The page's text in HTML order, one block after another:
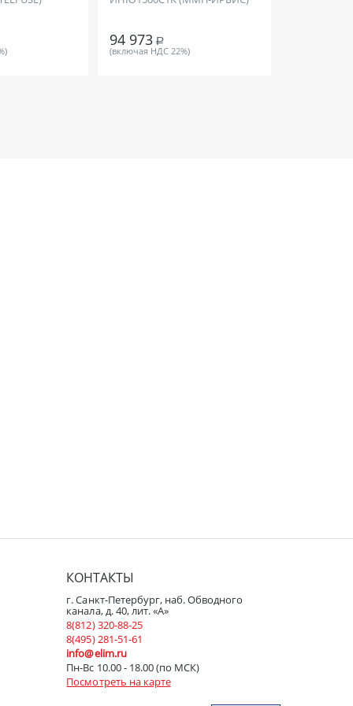
94 973 Р
(включая НДС 22%)
КОНТАКТЫ
г. Санкт-Петербург, наб. Обводного
канала, д. 40, лит. «А»
8(812) 320-88-25
8(495) 281-51-61
info@elim.ru
Пн-Вс 10.00 - 18.00 (по МСК)
Посмотреть на карте